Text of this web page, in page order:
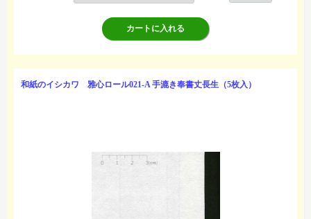
カートに入れる
和紙のイシカワ 雅心ロール021-A 手漉き奉書丈長生（5枚入）